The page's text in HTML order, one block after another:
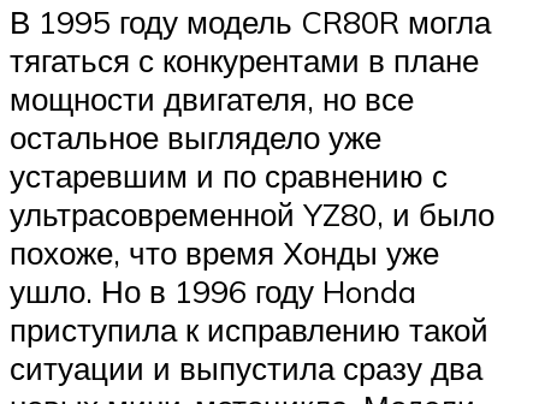
В 1995 году модель CR80R могла
тягаться с конкурентами в плане
мощности двигателя, но все
остальное выглядело уже
устаревшим и по сравнению с
ультрасовременной YZ80, и было
похоже, что время Хонды уже
ушло. Но в 1996 году Honda
приступила к исправлению такой
ситуации и выпустила сразу два